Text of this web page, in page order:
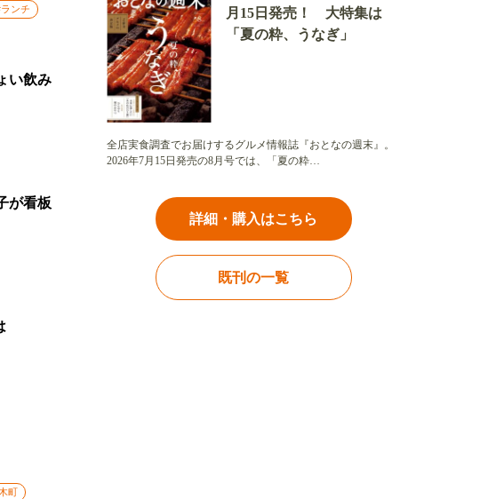
ンチ
い飲み
が看板
町
月15日発売！ 大特集は
「夏の粋、うなぎ」
全店実食調査でお届けするグルメ情報誌『おとなの週末』。
2026年7月15日発売の8月号では、「夏の粋…
詳細・購入はこちら
既刊の一覧